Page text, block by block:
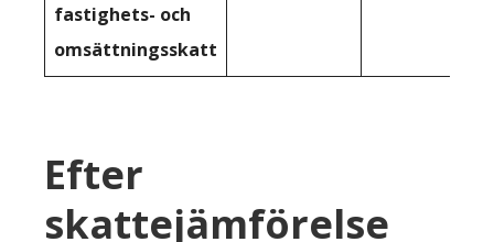
fastighets- och
omsättningsskatt
Efter
skattejämförelse